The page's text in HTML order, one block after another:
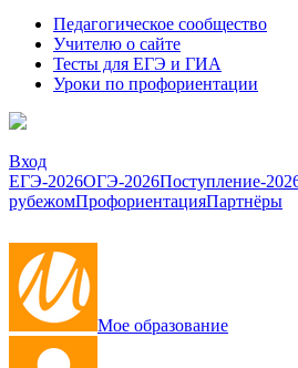
Педагогическое сообщество
Учителю о сайте
Тесты для ЕГЭ и ГИА
Уроки по профориентации
Вход
ЕГЭ-2026ОГЭ-2026Поступление-
рубежомПрофориентацияПартнёры
Мое образование